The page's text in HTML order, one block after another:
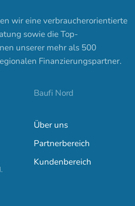
wir eine verbraucherorientierte
sowie die Top-
unserer mehr als 500
Finanzierungspartner.
Baufi Nord
Über uns
Partnerbereich
Kundenbereich